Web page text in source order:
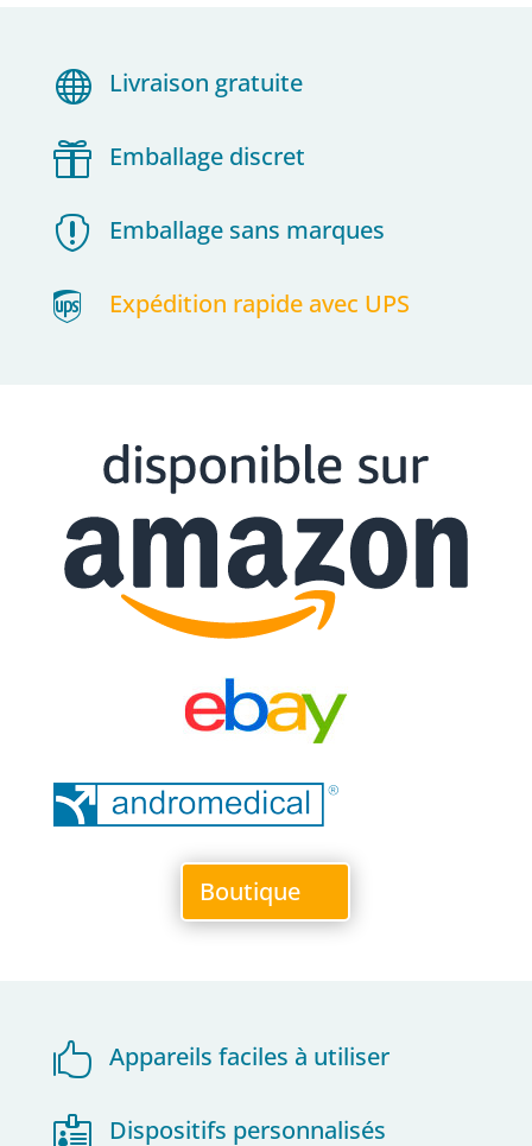
 Livraison gratuite
 Emballage discret
 Emballage sans marques
 Expédition rapide avec UPS
Boutique
 Appareils faciles à utiliser
 Dispositifs personnalisés